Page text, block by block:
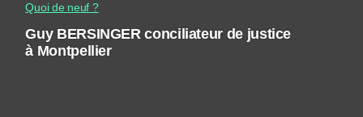
Quoi de neuf ?
Guy BERSINGER conciliateur de justice
à Montpellier